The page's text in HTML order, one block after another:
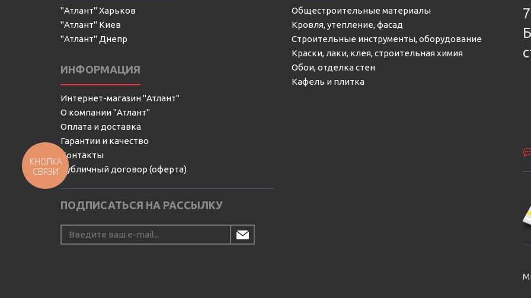
"Атлант" Харьков
"Атлант" Киев
"Атлант" Днепр
ИНФОРМАЦИЯ
Интернет-магазин "Атлант"
О компании "Атлант"
Оплата и доставка
Гарантии и качество
Контакты
Публичный договор (оферта)
ПОДПИСАТЬСЯ НА РАССЫЛКУ
Общестроительные материалы
Кровля, утепление, фасад
Строительные инструменты, оборудование
Краски, лаки, клея, строительная химия
Обои, отделка стен
Кафель и плитка
КНОПКА
СВЯЗИ